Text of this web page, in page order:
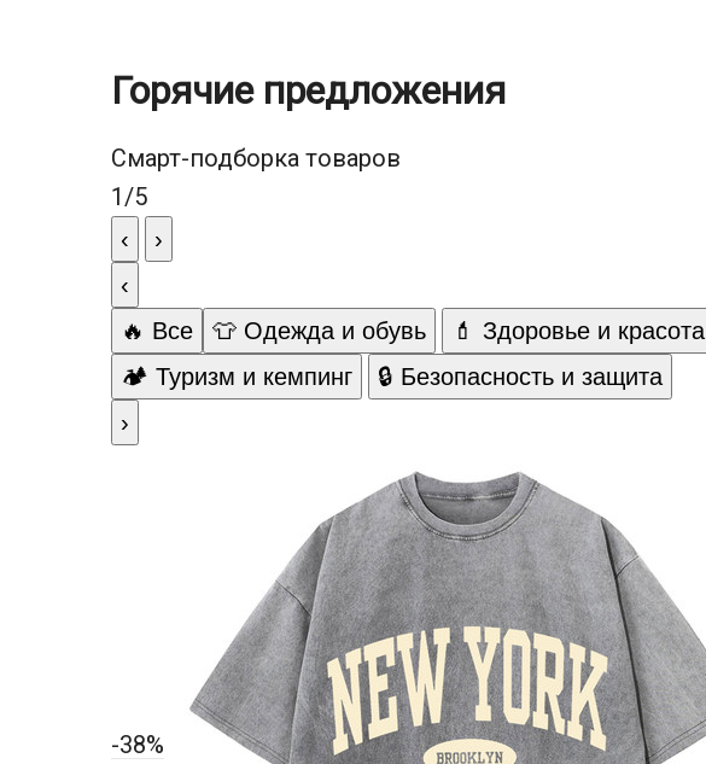
Горячие предложения
Смарт-подборка товаров
1/5
‹
›
‹
🔥 Все
👕 Одежда и обувь 💄 Здоровье и красота
🏕️ Туризм и кемпинг
🔒 Безопасность и защита
›
-38%